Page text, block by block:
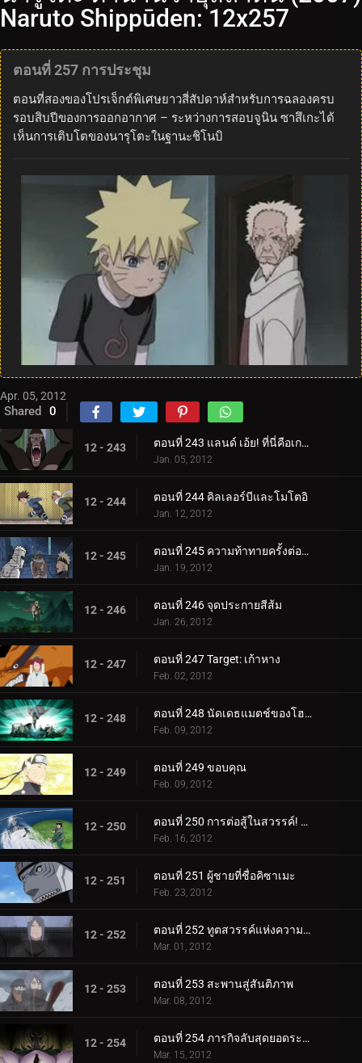
Naruto Shippūden: 12x257
ตอนที่ 257 การประชุม
ตอนที่สองของโปรเจ็กต์พิเศษยาวสี่สัปดาห์สำหรับการฉลองครบ
รอบสิบปีของการออกอากาศ – ระหว่างการสอบจูนิน ซาสึเกะได้
เห็นการเติบโตของนารุโตะในฐานะชิโนบิ
Apr. 05, 2012
Shared 0
12 - 243 ตอนที่ 243 แลนด์ เอ้ย! ที่นี่คือเกาะสวรรค์ใช่ไหม?
Jan. 05, 2012
12 - 244 ตอนที่ 244 คิลเลอร์บีและโมโตอิ
Jan. 12, 2012
12 - 245 ตอนที่ 245 ความท้าทายครั้งต่อไป! นารูโตะ ปะทะ เก้าหาง!
Jan. 19, 2012
12 - 246 ตอนที่ 246 จุดประกายสีส้ม
Jan. 26, 2012
12 - 247 ตอนที่ 247 Target: เก้าหาง
Feb. 02, 2012
12 - 248 ตอนที่ 248 นัดเดธแมตช์ของโฮคาเงะรุ่นที่ 4!
Feb. 09, 2012
12 - 249 ตอนที่ 249 ขอบคุณ
Feb. 09, 2012
12 - 250 ตอนที่ 250 การต่อสู้ในสวรรค์! สัตว์ร้ายปะทะสัตว์ประหลาด!
Feb. 16, 2012
12 - 251 ตอนที่ 251 ผู้ชายที่ชื่อคิซาเมะ
Feb. 23, 2012
12 - 252 ตอนที่ 252 ทูตสวรรค์แห่งความตาย
Mar. 01, 2012
12 - 253 ตอนที่ 253 สะพานสู่สันติภาพ
Mar. 08, 2012
12 - 254 ตอนที่ 254 ภารกิจลับสุดยอดระดับ S
Mar. 15, 2012